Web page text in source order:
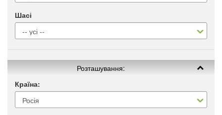
Шасі
Розташування:
Країна: